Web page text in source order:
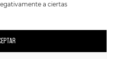
a ciertas